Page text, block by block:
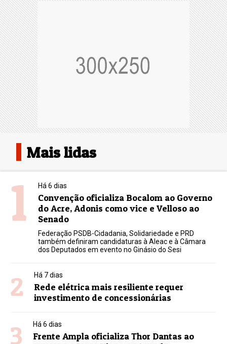
Mais lidas
1 Há 6 dias
Convenção oficializa Bocalom ao Governo
do Acre, Adonis como vice e Velloso ao
Senado
Federação PSDB-Cidadania, Solidariedade e PRD
também definiram candidaturas à Aleac e à Câmara
dos Deputados em evento no Ginásio do Sesi
2 Há 7 dias
Rede elétrica mais resiliente requer
investimento de concessionárias
3 Há 6 dias
Frente Ampla oficializa Thor Dantas ao